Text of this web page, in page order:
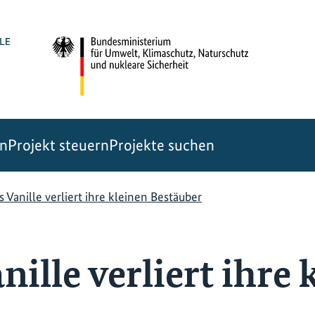
Projekt steuernProjekte suchen
Vanille verliert ihre kleinen Bestäuber
verliert ihre